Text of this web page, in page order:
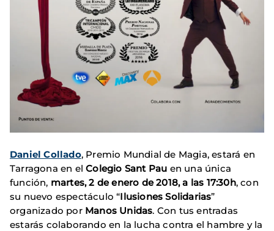
Daniel Collado, Premio Mundial de Magia, estará en
Tarragona en elColegio Sant Pau en una única
función, martes, 2 de enero de 2018, a las 17:30h, con
su nuevo espectáculo “Ilusiones Solidarias”
organizado por Manos Unidas. Con tus entradas
estarás colaborando en la lucha contra el hambre y la